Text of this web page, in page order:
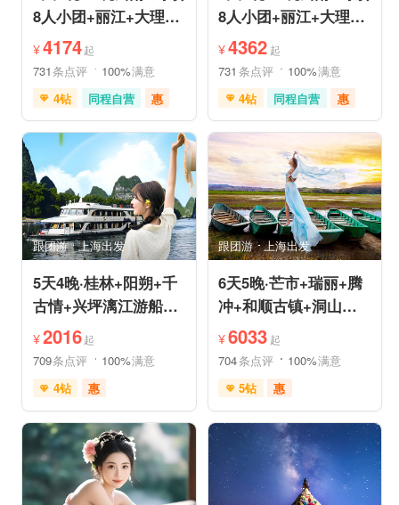
8人小团+丽江+大理
+泸沽湖+玉龙雪山+洱
¥4174起
731条点评 100%满意
4钻
同程自营
惠
充足自由时间
免费接送机
家庭游
品质游
休闲游
环游洱海
跟团游 上海出发
5天4晚·桂林+阳朔+千
古情+兴坪漓江游船
+古东森林瀑布+十里
画廊
¥2016起
709条点评 100%满意
4钻
惠
免费接送机
世界遗产
雪山之旅
森林草原
行车时长短
祈福之旅
赏花之旅
8人小团+丽江+大理
+香格里拉+虎跳峡+洱
¥4362 起
731 条点评 100%满意
4钻
同程自营
惠
赠送旅拍
充足自由时间
免费接送机
家庭游
品质游
环游洱海
自然山水
跟团游 上海出发
6天5晚·芒市+瑞丽+腾
冲+和顺古镇+洞山温
泉+中缅姐告国门跟团
游
¥6033 起
704条点评 100%满意
5钻
惠
充足自由时间
免费接送机
休闲游
祈福之旅
赏花之旅